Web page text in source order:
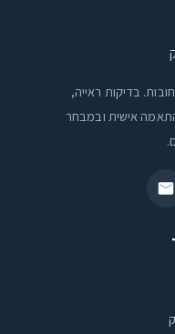
בדיקות ראייה,
אישית ובמבחר